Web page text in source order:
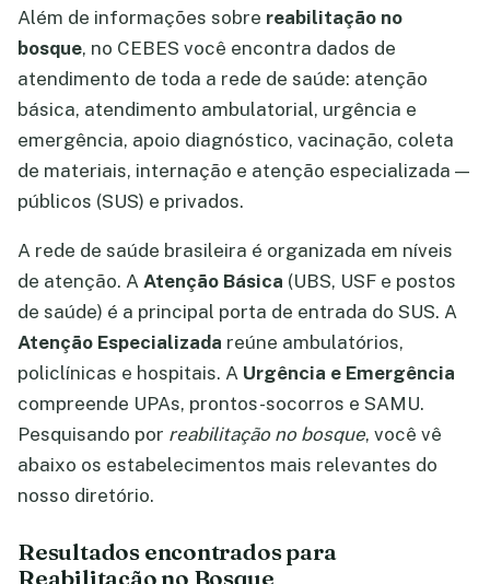
Além de informações sobre reabilitação no
bosque, no CEBES você encontra dados de
atendimento de toda a rede de saúde: atenção
básica, atendimento ambulatorial, urgência e
emergência, apoio diagnóstico, vacinação, coleta
de materiais, internação e atenção especializada —
públicos (SUS) e privados.
A rede de saúde brasileira é organizada em níveis
de atenção. A Atenção Básica (UBS, USF e postos
de saúde) é a principal porta de entrada do SUS. A
Atenção Especializada reúne ambulatórios,
policlínicas e hospitais. A Urgência e Emergência
compreende UPAs, prontos-socorros e SAMU.
Pesquisando por reabilitação no bosque, você vê
abaixo os estabelecimentos mais relevantes do
nosso diretório.
Resultados encontrados para
Reabilitação no Bosque